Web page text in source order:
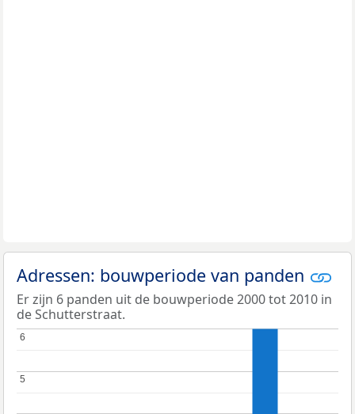
Adressen: bouwperiode van panden
Er zijn 6 panden uit de bouwperiode 2000 tot 2010 in
de Schutterstraat.
5
5
6
6